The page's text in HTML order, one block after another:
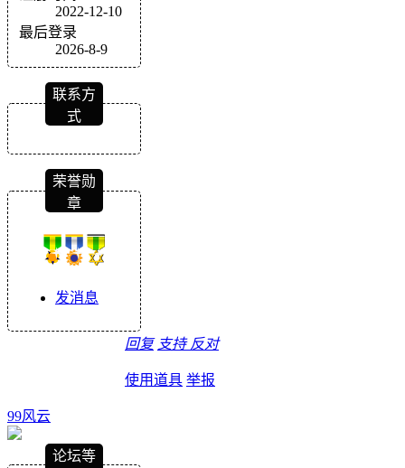
2022-12-10
最后登录
2026-8-9
联系方
式
荣誉勋
章
发消息
回复 支持 反对
使用道具 举报
99风云
论坛等